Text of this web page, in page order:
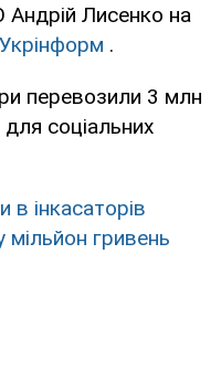
Андрій Лисенко на
Укрінформ .
перевозили 3 млн
соціальних
в інкасаторів
гривень